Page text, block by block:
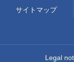
サイトマップ
Legal